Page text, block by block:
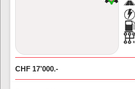
CHF 17’000.-